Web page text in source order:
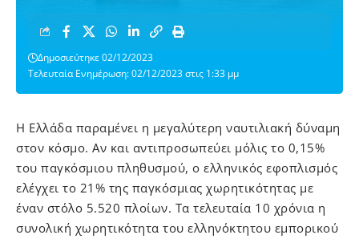
Τελευταία Ενημέρωση: 02/12/2023 στις 1:33 μμ
Δημοσιεύτηκε 02/12/2023
H Ελλάδα παραμένει η μεγαλύτερη ναυτιλιακή δύναμη
στον κόσμο. Αν και αντιπροσωπεύει μόλις το 0,15%
του παγκόσμιου πληθυσμού, ο ελληνικός εφοπλισμός
ελέγχει το 21% της παγκόσμιας χωρητικότητας με
έναν στόλο 5.520 πλοίων. Τα τελευταία 10 χρόνια η
συνολική χωρητικότητα του ελληνόκτητου εμπορικού